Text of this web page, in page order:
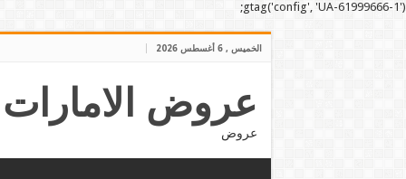
gtag('config', 'UA-61999666-1');
الخميس , 6 أغسطس 2026
عروض الامارات
عروض